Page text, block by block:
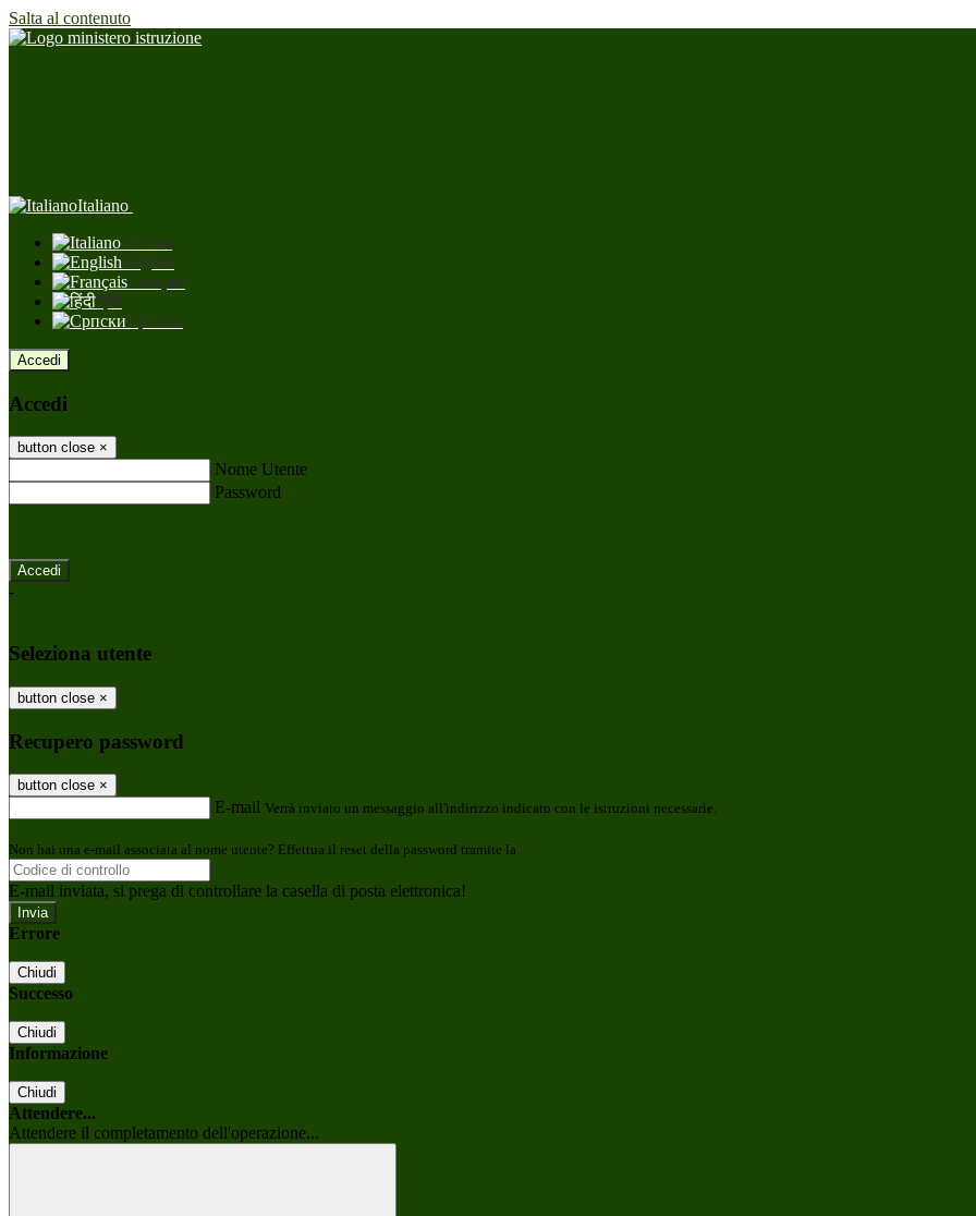
Salta al contenuto
Italiano
Italiano
English
Français
हिंदी
Српски
Accedi
Accedi
button close ×
Nome Utente
Password
-
Seleziona utente
button close ×
Recupero password
button close ×
E-mail Verrà inviato un messaggio all'indirizzo indicato con le istruzioni necessarie.
Non hai una e-mail associata al nome utente? Effettua il reset della password tramite la
E-mail inviata, si prega di controllare la casella di posta elettronica!
Errore
Chiudi
Successo
Chiudi
Informazione
Chiudi
Attendere...
Attendere il completamento dell'operazione...